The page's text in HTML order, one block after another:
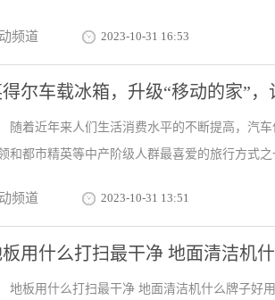
频道 2023-10-31 16:53
尔车载冰箱，升级“移动的家”
随着近年来人们生活消费水平的不断提高，汽
和都市精英等中产阶级人群最喜爱的旅行方式
频道 2023-10-31 13:51
用什么打扫最干净 地面清洁机
地板用什么打扫最干净 地面清洁机什么牌子好